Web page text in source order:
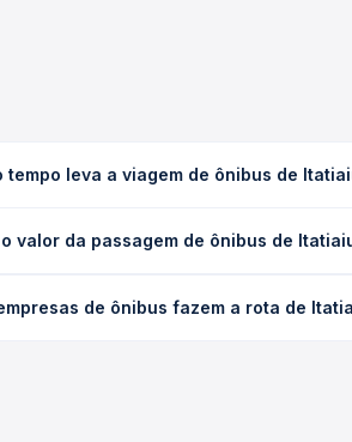
tempo leva a viagem de ônibus de
de tráfego. Na Quero Passagem
valor da passagem de ônibus de
da compra. Na Quero Passagem
de ônibus fazem a rota de